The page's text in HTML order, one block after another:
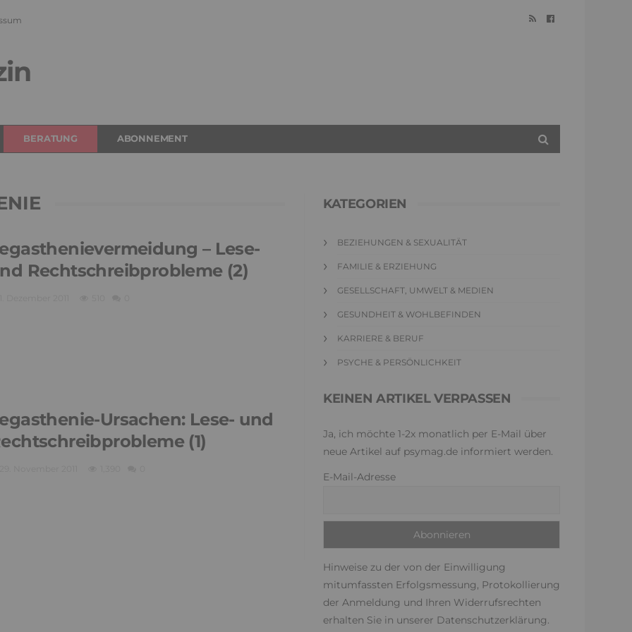
BERATUNG ABONNEMENT
– Lese-
Rechtschreibprobleme (2)
Ursachen: Lese- und
(1)
KATEGORIEN
BEZIEHUNGEN & SEXUALITÄT
FAMILIE & ERZIEHUNG
GESELLSCHAFT, UMWELT & MEDIEN
GESUNDHEIT & WOHLBEFINDEN
KARRIERE & BERUF
PSYCHE & PERSÖNLICHKEIT
KEINEN ARTIKEL VERPASSEN
Ja, ich möchte 1-2x monatlich per E-Mail über
neue Artikel auf psymag.de informiert werden.
E-Mail-Adresse
Hinweise zu der von der Einwilligung
mitumfassten Erfolgsmessung, Protokollierung
der Anmeldung und Ihren Widerrufsrechten
erhalten Sie in unserer Datenschutzerklärung.